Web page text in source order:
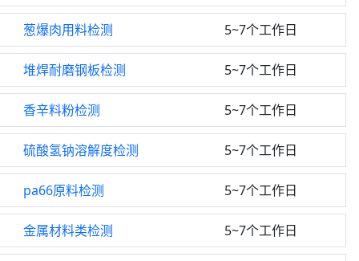
葱爆肉用料检测 5~7个工作日
堆焊耐磨钢板检测 5~7个工作日
香辛料粉检测 5~7个工作日
硫酸氢钠溶解度检测 5~7个工作日
pa66原料检测 5~7个工作日
金属材料类检测 5~7个工作日